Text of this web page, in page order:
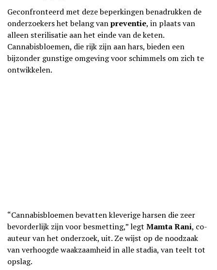
Geconfronteerd met deze beperkingen benadrukken de
onderzoekers het belang vanpreventie, in plaats van
alleen sterilisatie aan het einde van de keten.
Cannabisbloemen, die rijk zijn aan hars, bieden een
bijzonder gunstige omgeving voor schimmels om zich te
ontwikkelen.
“Cannabisbloemen bevatten kleverige harsen die zeer
bevorderlijk zijn voor besmetting,” legt Mamta Rani, co-
auteur van het onderzoek, uit. Ze wijst op de noodzaak
van verhoogde waakzaamheid in alle stadia, van teelt tot
opslag.